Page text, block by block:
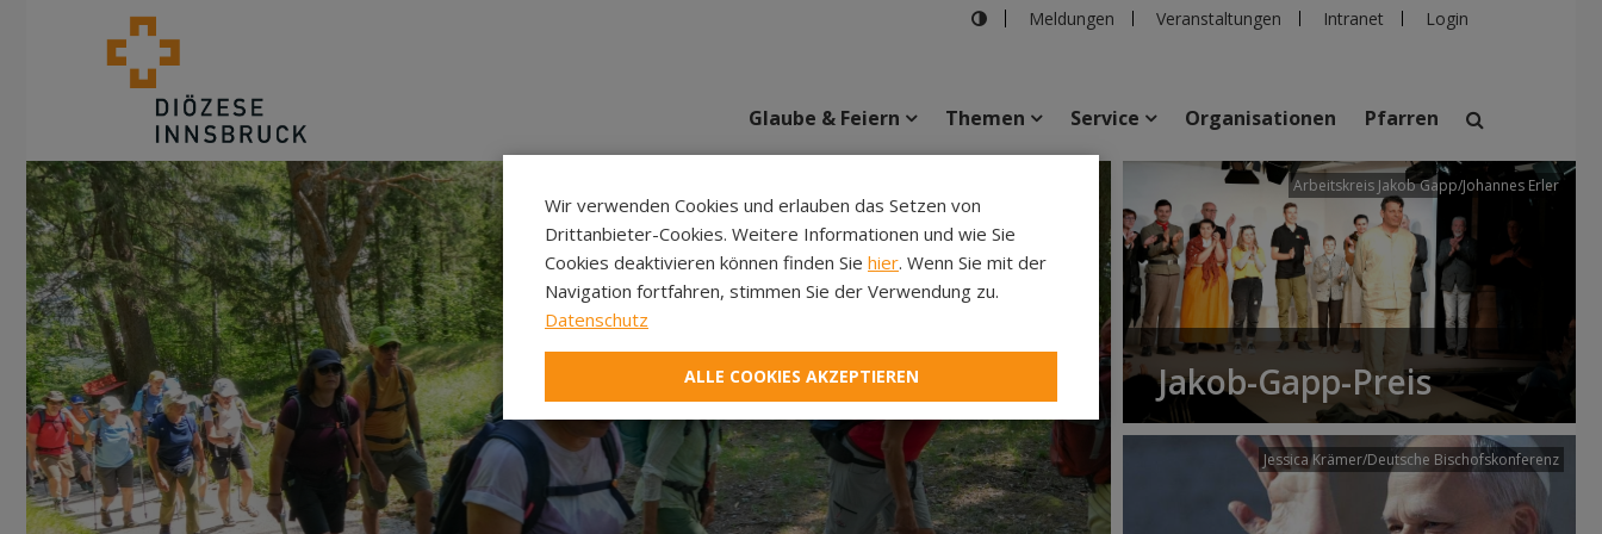
Meldungen Veranstaltungen Intranet Login
suchen
Veranstaltungen Personen Pfarren Einrichtungen
Glaube & Feiern Themen Service Organisationen Pfarren
Arbeitskreis Jakob Gapp/Johannes Erler
Jakob-Gapp-Preis
Jessica Krämer/Deutsche Bischofskonferenz
Wir verwenden Cookies und erlauben das Setzen von
Drittanbieter-Cookies. Weitere Informationen und wie Sie
Cookies deaktivieren können finden Sie hier. Wenn Sie mit der
Navigation fortfahren, stimmen Sie der Verwendung zu.
Datenschutz
ALLE COOKIES AKZEPTIEREN